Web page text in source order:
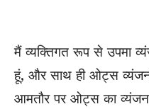
मैं व्यक्तिगत रूप से उपमा
हूं, और साथ ही ओट्स
आमतौर पर ओट्स का